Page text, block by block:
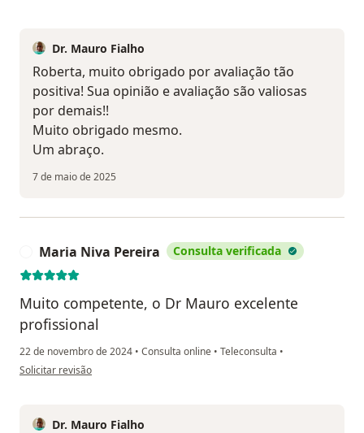
Dr. Mauro Fialho
Roberta, muito obrigado por avaliação tão
positiva! Sua opinião e avaliação são valiosas
por demais!!
Muito obrigado mesmo.
Um abraço.
7 de maio de 2025
Maria Niva Pereira Consulta verificada
Muito competente, o Dr Mauro excelente
profissional
22 de novembro de 2024 • Consulta online • Teleconsulta •
na opinião do utilizador Maria Niva Pereira
Solicitar revisão
Dr. Mauro Fialho